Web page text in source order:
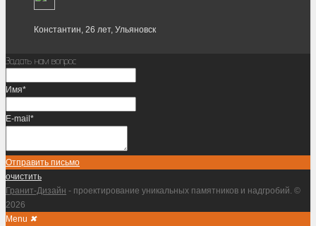
Константин, 26 лет, Ульяновск
Задать нам вопрос
Имя*
E-mail*
Отправить письмо
очистить
Гранит-Дизайн - проектирование уникальных памятников и надгробий. ©
2026
Menu ✖